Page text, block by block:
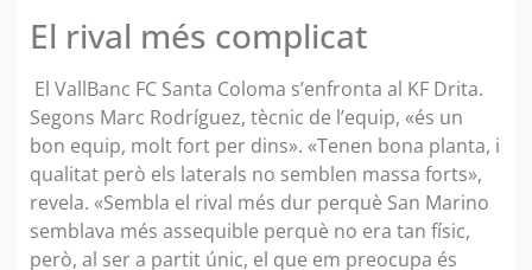
El rival més complicat
El VallBanc FC Santa Coloma s’enfronta al KF Drita.
Segons Marc Rodríguez, tècnic de l’equip, «és un
bon equip, molt fort per dins». «Tenen bona planta, i
qualitat però els laterals no semblen massa forts»,
revela. «Sembla el rival més dur perquè San Marino
semblava més assequible perquè no era tan físic,
però, al ser a partit únic, el que em preocupa és